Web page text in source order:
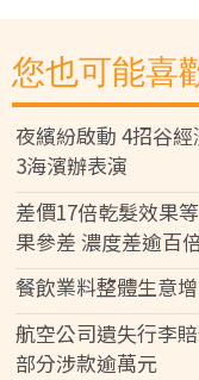
您也可能喜
夜繽紛啟動 4招谷
3海濱辦表演
差價17倍乾髮效果
果參差 濃度差逾百
餐飲業料整體生意
航空公司遺失行李
部分涉款逾萬元